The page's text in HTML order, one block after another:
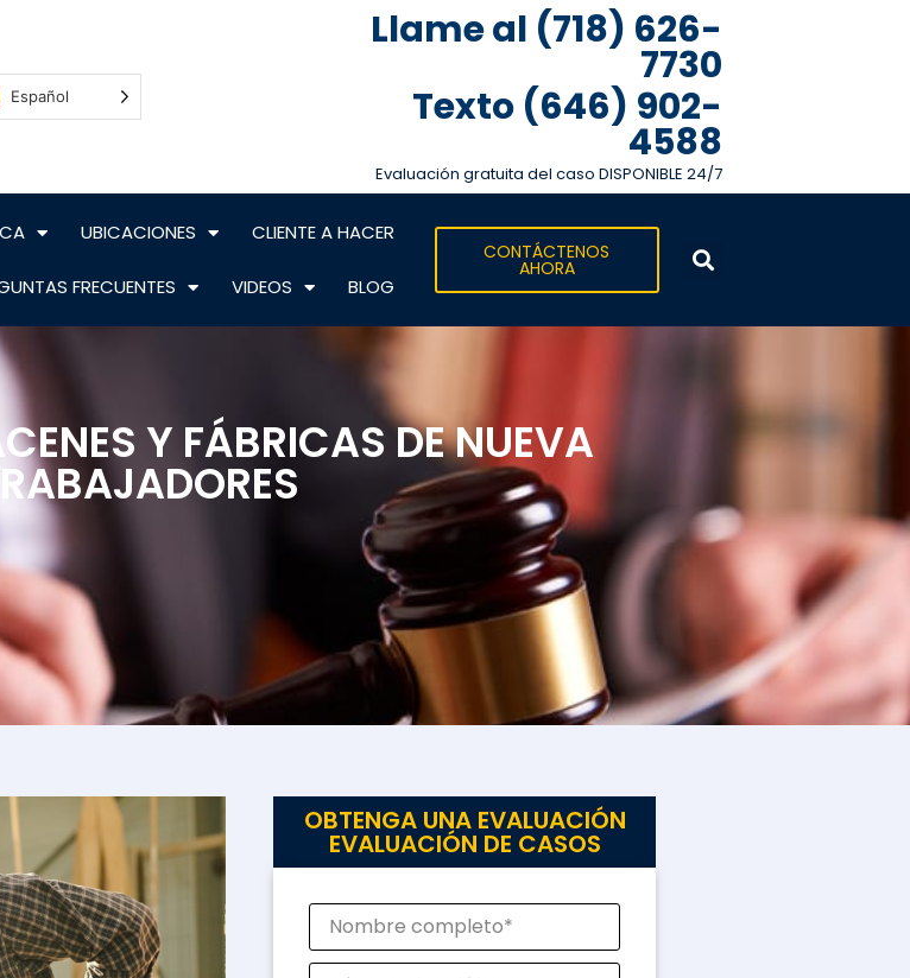
Español
Llame al (718) 626-
7730
Texto (646) 902-
4588
Evaluación gratuita del caso DISPONIBLE 24/7
UBICACIONES CLIENTE A HACER
FRECUENTES VIDEOS BLOG
CONTÁCTENOS
AHORA
Y FÁBRICAS DE NUEVA
OBTENGA UNA EVALUACIÓN
EVALUACIÓN DE CASOS